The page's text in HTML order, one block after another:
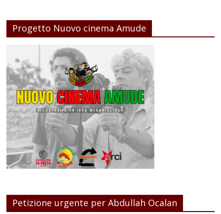
Progetto Nuovo cinema Amude
Petizione urgente per Abdullah Ocalan